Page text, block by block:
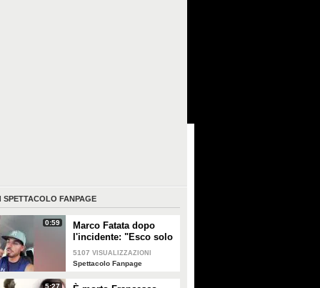
SPETTACOLO FANPAGE
0:59
Marco Fatata dopo
l'incidente: "Esco solo
di sera, i primi tempi
non riuscivo a
5107 VISUALIZZAZIONI
Spettacolo Fanpage
5:27